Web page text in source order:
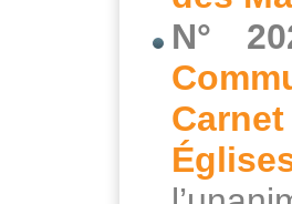
N°